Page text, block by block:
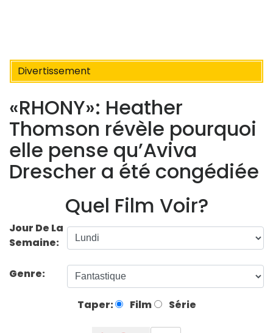
Divertissement
«RHONY»: Heather
Thomson révèle pourquoi
elle pense qu’Aviva
Drescher a été congédiée
Quel Film Voir?
Jour De La
Semaine:
Genre:
Taper: Film Série